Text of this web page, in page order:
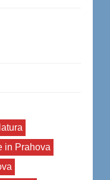
in Prahova